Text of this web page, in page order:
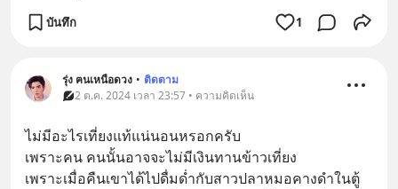
บันทึก 1
รุ่ง ฅนเหนือดวง • ติดตาม
2 ต.ค. 2024 เวลา 23:57 • ความคิดเห็น
ไม่มีอะไรเที่ยงแท้แน่นอนหรอกครับ
เพราะคน คนนั้นอาจจะไม่มีเงินทานข้าวเที่ยง
เพราะเมื่อคืนเขาได้ไปดื่มด่ำกับสาวปลาหมอคางดำในตู้